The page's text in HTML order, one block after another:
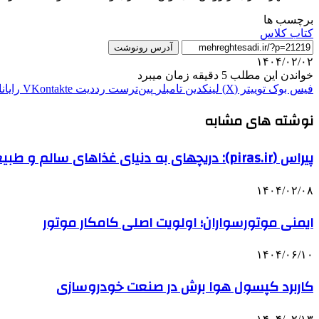
برچسب ها
کتاب کلاس
آدرس رونوشت
۱۴۰۴/۰۲/۰۲
خواندن این مطلب 5 دقیقه زمان میبرد
فیس بوک توییتر (X) لینکدین ‫تامبلر ‫پین‌ترست ‫رددیت ‫VKontakte
نوشته های مشابه
پیراس (piras.ir): دریچهای به دنیای غذاهای سالم و طبیعی
۱۴۰۴/۰۲/۰۸
ایمنی موتورسواران؛ اولویت اصلی کامکار موتور
۱۴۰۴/۰۶/۱۰
کاربرد کپسول هوا برش در صنعت خودروسازی